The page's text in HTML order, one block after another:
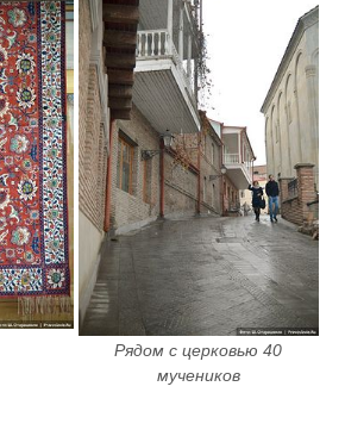
Рядом с церковью 40
мучеников